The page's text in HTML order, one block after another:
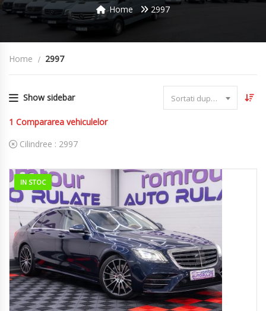
Home 2997
Home 2997
Show sidebar Sortati dupa data
1 Compararea vehiculelor
Cilindree : 2997
IN STOC